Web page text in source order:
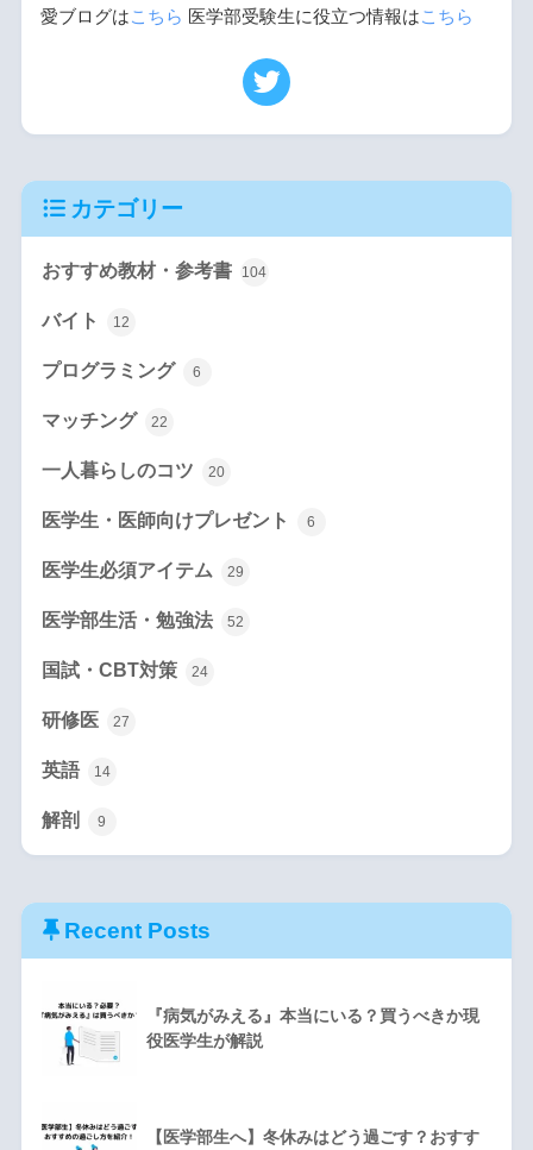
愛ブログはこちら 医学部受験生に役立つ情報はこちら
カテゴリー
おすすめ教材・参考書 104
バイト 12
プログラミング 6
マッチング 22
一人暮らしのコツ 20
医学生・医師向けプレゼント 6
医学生必須アイテム 29
医学部生活・勉強法 52
国試・CBT対策 24
研修医 27
英語 14
解剖 9
Recent Posts
『病気がみえる』本当にいる？買うべきか現
役医学生が解説
【医学部生へ】冬休みはどう過ごす？おすす